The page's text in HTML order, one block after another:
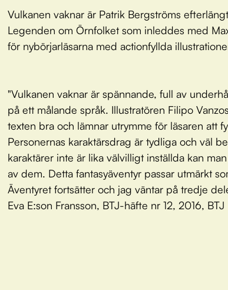
Vulkanen vaknar är Patrik Bergströms
Legenden om Örnfolket som inleddes med
för nybörjarläsarna med actionfyllda
"Vulkanen vaknar är spännande, full av
på ett målande språk. Illustratören Filipo
texten bra och lämnar utrymme för läsaren att
Personernas karaktärsdrag är tydliga och väl
karaktärer inte är lika välvilligt inställda kan
av dem. Detta fantasyäventyr passar utmärkt
Äventyret fortsätter och jag väntar på tredje
Eva E:son Fransson, BTJ-häfte nr 12, 2016, BTJ